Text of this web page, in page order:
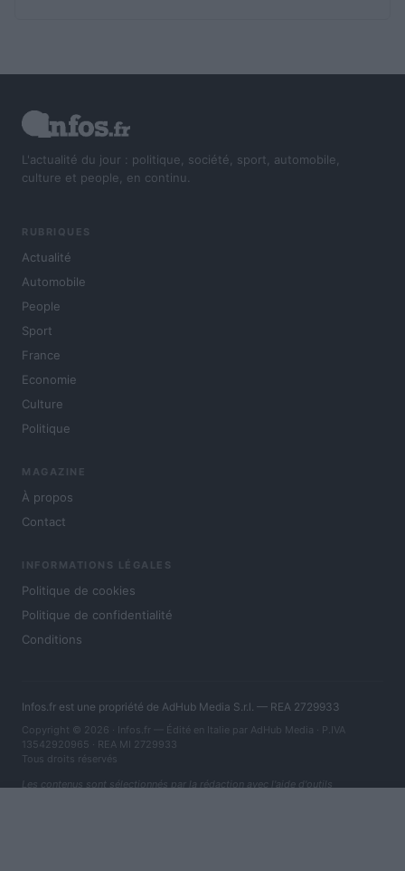
L'actualité du jour : politique, société, sport, automobile,
culture et people, en continu.
RUBRIQUES
Actualité
Automobile
People
Sport
France
Economie
Culture
Politique
MAGAZINE
À propos
Contact
INFORMATIONS LÉGALES
Politique de cookies
Politique de confidentialité
Conditions
Infos.fr est une propriété de AdHub Media S.r.l. — REA 2729933
Copyright © 2026 · Infos.fr — Édité en Italie par AdHub Media · P.IVA
13542920965 · REA MI 2729933
Tous droits réservés
Les contenus sont sélectionnés par la rédaction avec l'aide d'outils